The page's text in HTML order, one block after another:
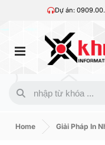
Dự án:
Home Giải Pháp In